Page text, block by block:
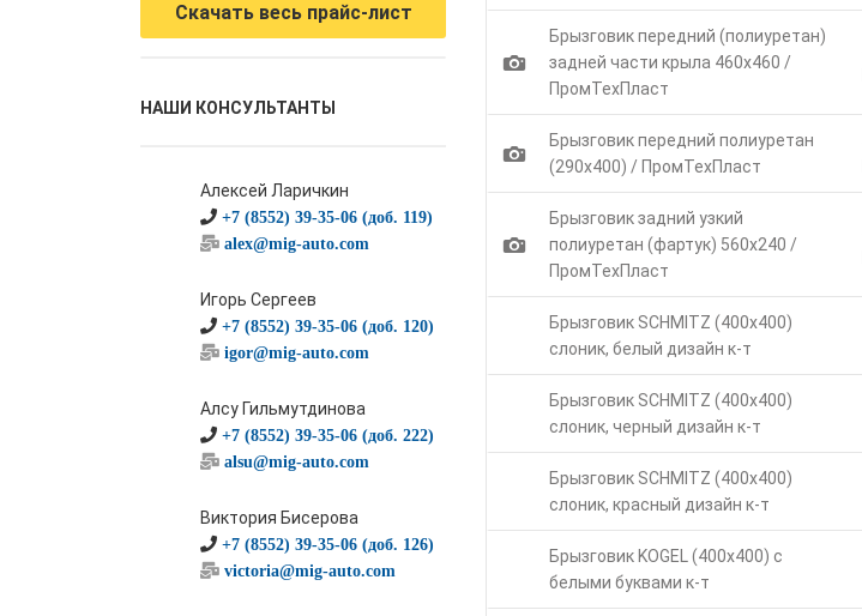
Скачать весь прайс-лист
НАШИ КОНСУЛЬТАНТЫ
Алексей Ларичкин
+7 (8552) 39-35-06 (доб. 119)
alex@mig-auto.com
Игорь Сергеев
+7 (8552) 39-35-06 (доб. 120)
igor@mig-auto.com
Алсу Гильмутдинова
+7 (8552) 39-35-06 (доб. 222)
alsu@mig-auto.com
Виктория Бисерова
+7 (8552) 39-35-06 (доб. 126)
victoria@mig-auto.com
1
Брызговик передний (полиуретан)
задней части крыла 460х460 /
ПромТехПласт
1
Брызговик передний полиуретан
(290х400) / ПромТехПласт
1
Брызговик задний узкий
полиуретан (фартук) 560х240 /
ПромТехПласт
Брызговик SCHMITZ (400х400)
слоник, белый дизайн к-т
Брызговик SCHMITZ (400х400)
слоник, черный дизайн к-т
Брызговик SCHMITZ (400х400)
слоник, красный дизайн к-т
Брызговик KOGEL (400х400) с
белыми буквами к-т